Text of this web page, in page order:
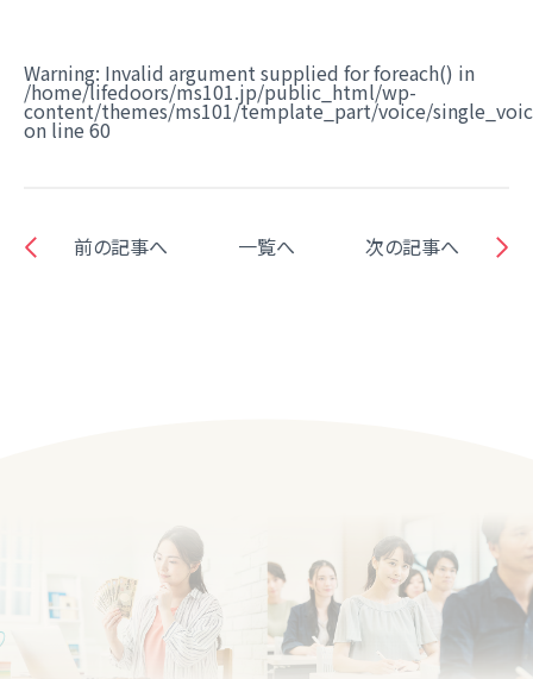
Warning: Invalid argument supplied for foreach() in
/home/lifedoors/ms101.jp/public_html/wp-
content/themes/ms101/template_part/voice/
on line 60
前の記事へ 一覧へ 次の記事へ